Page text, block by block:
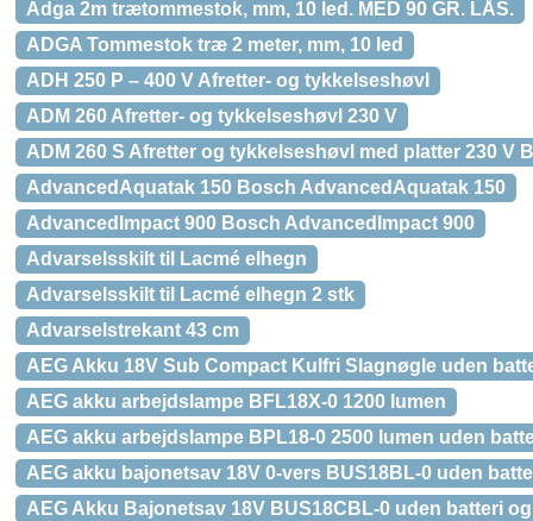
Adga 2m trætommestok, mm, 10 led. MED 90 GR. LÅS.
ADGA Tommestok træ 2 meter, mm, 10 led
ADH 250 P – 400 V Afretter- og tykkelseshøvl
ADM 260 Afretter- og tykkelseshøvl 230 V
ADM 260 S Afretter og tykkelseshøvl med platter 230 V
AdvancedAquatak 150 Bosch AdvancedAquatak 150
AdvancedImpact 900 Bosch AdvancedImpact 900
Advarselsskilt til Lacmé elhegn
Advarselsskilt til Lacmé elhegn 2 stk
Advarselstrekant 43 cm
AEG Akku 18V Sub Compact Kulfri Slagnøgle uden
AEG akku arbejdslampe BFL18X-0 1200 lumen
AEG akku arbejdslampe BPL18-0 2500 lumen uden
AEG akku bajonetsav 18V 0-vers BUS18BL-0 uden
AEG Akku Bajonetsav 18V BUS18CBL-0 uden batteri